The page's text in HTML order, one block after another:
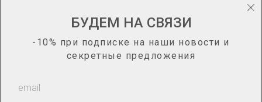
информация
Гид по размерам
БУДЕМ НА СВЯЗИ
-10% при подписке на наши новости и
секретные предложения